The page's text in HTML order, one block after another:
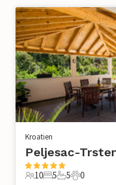
Kroatien
Peljesac-
10 Gäste
10
5 Schlafzimmer
5
5 Badezimmer
5
0 Haustiere
0